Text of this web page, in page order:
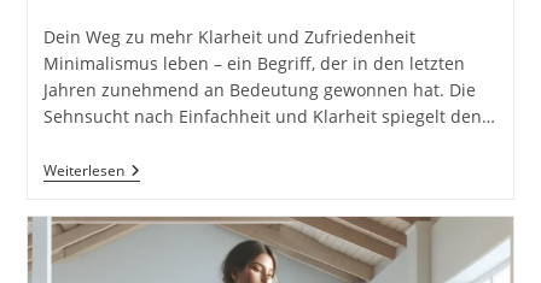
Dein Weg zu mehr Klarheit und Zufriedenheit
Minimalismus leben – ein Begriff, der in den letzten
Jahren zunehmend an Bedeutung gewonnen hat. Die
Sehnsucht nach Einfachheit und Klarheit spiegelt den…
WeiterlesenMinimalismus
Leben
Dummies